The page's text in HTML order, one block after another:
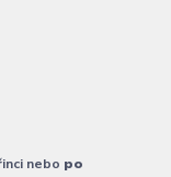
nebo po